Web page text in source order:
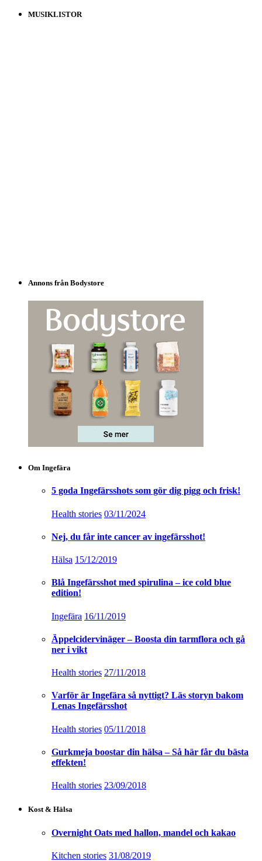
MUSIKLISTOR
Annons från Bodystore
Om Ingefära
5 goda Ingefärsshots som gör dig pigg och frisk!
Health stories 03/11/2024
Nej, du får inte cancer av ingefärsshot!
Hälsa 15/12/2019
Blå Ingefärsshot med spirulina – ice cold blue
edition!
Ingefära 16/11/2019
Äppelcidervinäger – Boosta din tarmflora och gå
ner i vikt
Health stories 27/11/2018
Varför är Ingefära så nyttigt? Läs storyn bakom
Lenas Ingefärsshot
Health stories 05/11/2018
Gurkmeja boostar din hälsa – Så här får du bästa
effekten!
Health stories 23/09/2018
Kost & Hälsa
Overnight Oats med hallon, mandel och kakao
Kitchen stories 31/08/2019